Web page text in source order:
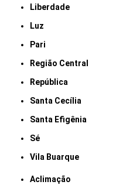
Liberdade
Luz
Pari
Região Central
República
Santa Cecília
Santa Efigênia
Sé
Vila Buarque
Aclimação